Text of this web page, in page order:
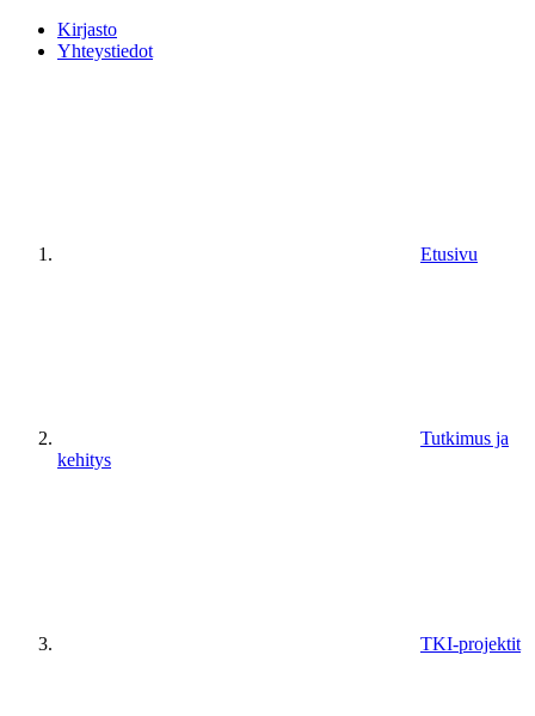
Kirjasto
Yhteystiedot
Etusivu
Tutkimus ja
kehitys
TKI-projektit